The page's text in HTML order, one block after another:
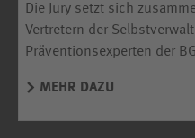
Die Jury setzt sich
Vertretern der
Präventionsexperten der
MEHR DAZU